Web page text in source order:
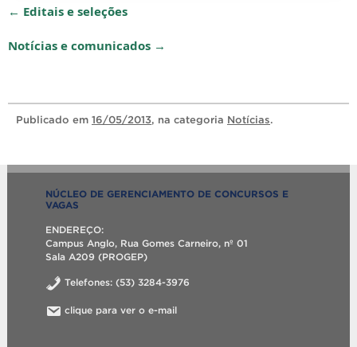
← Editais e seleções
Notícias e comunicados →
Publicado em 16/05/2013, na categoria Notícias.
NÚCLEO DE GERENCIAMENTO DE CONCURSOS E
VAGAS
ENDEREÇO:
Campus Anglo, Rua Gomes Carneiro, nº 01
Sala A209 (PROGEP)
Telefones: (53) 3284-3976
clique para ver o e-mail